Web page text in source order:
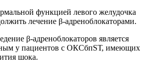
функцией левого желудочка
лечение β-адрено­блокаторами.
β-адреноблокаторов является
у пациентов с ОКСбпSТ, имеющих
шока.